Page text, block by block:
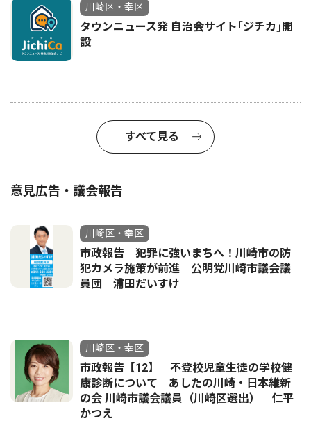
川崎区・幸区
タウンニュース発 自治会サイト｢ジチカ｣開
設
すべて見る
意見広告・議会報告
川崎区・幸区
市政報告 犯罪に強いまちへ！川崎市の防
犯カメラ施策が前進 公明党川崎市議会議
員団 浦田だいすけ
川崎区・幸区
市政報告【12】 不登校児童生徒の学校健
康診断について あしたの川崎・日本維新
の会 川崎市議会議員（川崎区選出） 仁平
かつえ